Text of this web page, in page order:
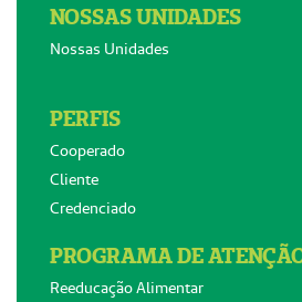
NOSSAS UNIDADES
Nossas Unidades
PERFIS
Cooperado
Cliente
Credenciado
PROGRAMA DE
Reeducação Alimentar